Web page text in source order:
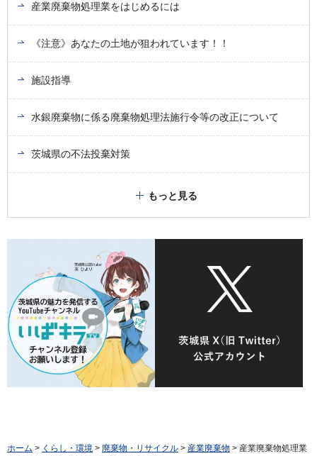
産業廃棄物処理業をはじめるには
《注意》あなたの土地が狙われています！！
施設指導
水銀廃棄物に係る廃棄物処理法施行令等の改正について
茨城県の不法投棄対策
もっと見る
ホーム > くらし・環境 > 廃棄物・リサイクル > 産業廃棄物 > 産業廃棄物処理業